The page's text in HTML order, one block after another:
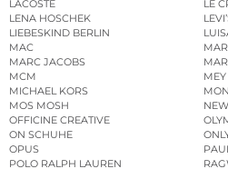
LACOSTE
LE
LENA HOSCHEK
LIEBESKIND BERLIN
MAC
MARC JACOBS
MCM
MEY
MICHAEL KORS
MOS MOSH
OFFICINE CREATIVE
ON SCHUHE
OPUS
POLO RALPH LAUREN